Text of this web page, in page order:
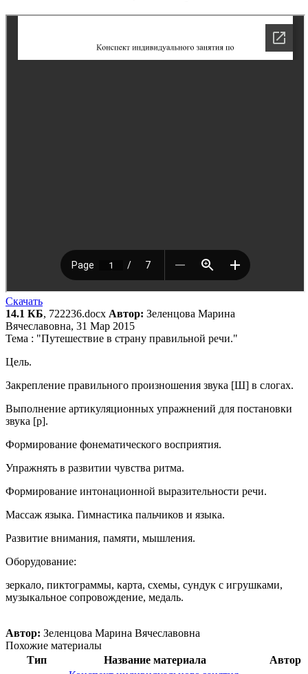
Скачать
14.1 КБ, 722236.docx Автор: Зеленцова Марина
Вячеславовна, 31 Мар 2015
Тема : "Путешествие в страну правильной речи."
Цель.
Закрепление правильного произношения звука [Ш] в слогах.
Выполнение артикуляционных упражнений для постановки
звука [р].
Формирование фонематического восприятия.
Упражнять в развитии чувства ритма.
Формирование интонационной выразительности речи.
Массаж языка. Гимнастика пальчиков и языка.
Развитие внимания, памяти, мышления.
Оборудование:
зеркало, пиктограммы, карта, схемы, сундук с игрушками,
музыкальное сопровождение, медаль.
Автор: Зеленцова Марина Вячеславовна
Похожие материалы
Тип
Название материала
Автор